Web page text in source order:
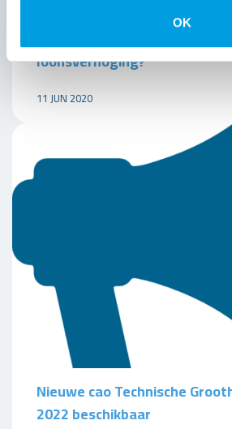
OK
loonsverhoging?
11 JUN 2020
Nieuwe cao Technische
2022 beschikbaar